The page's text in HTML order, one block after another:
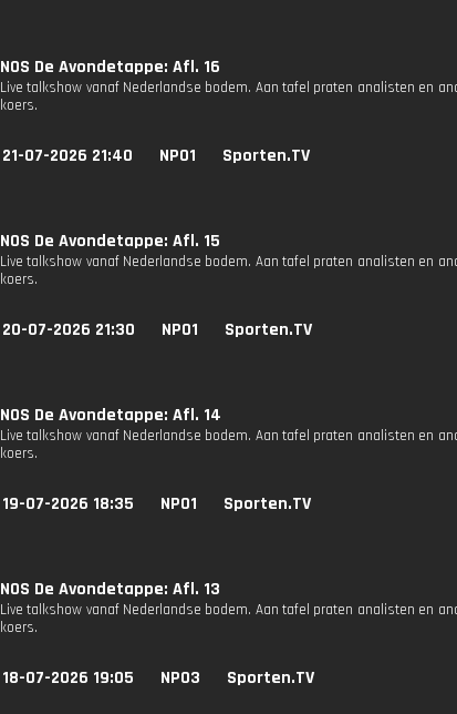
NOS De Avondetappe: Afl. 16
Live talkshow vanaf Nederlandse bodem. Aan tafel praten analisten en
koers.
21-07-2026 21:40 NPO1 Sporten.TV
NOS De Avondetappe: Afl. 15
Live talkshow vanaf Nederlandse bodem. Aan tafel praten analisten en
koers.
20-07-2026 21:30 NPO1 Sporten.TV
NOS De Avondetappe: Afl. 14
Live talkshow vanaf Nederlandse bodem. Aan tafel praten analisten en
koers.
19-07-2026 18:35 NPO1 Sporten.TV
NOS De Avondetappe: Afl. 13
Live talkshow vanaf Nederlandse bodem. Aan tafel praten analisten en
koers.
18-07-2026 19:05 NPO3 Sporten.TV